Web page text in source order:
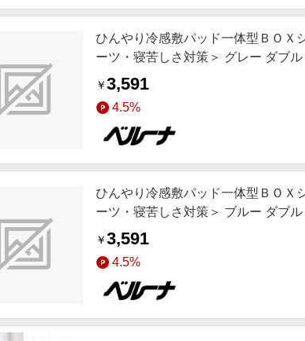
ひんやり冷感敷パッド一体型ＢＯＸ
ーツ・寝苦しさ対策＞ グレー ダブ
ア,お薦め商品,ロングセラー,新色追加
￥3,591
4.5%
ひんやり冷感敷パッド一体型ＢＯＸ
ーツ・寝苦しさ対策＞ ブルー ダブ
ア,お薦め商品,ロングセラー,新色追加
￥3,591
4.5%